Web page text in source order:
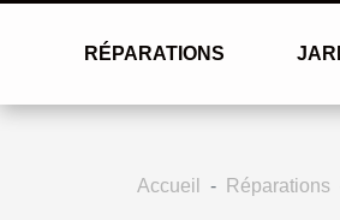
RÉPARATIONS
Accueil Réparations